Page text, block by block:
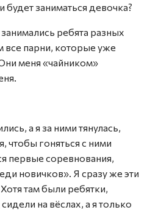
будет заниматься девочка?
ребята разных
все парни, которые уже
Они меня «чайником»
а я за ними тянулась,
чтобы гоняться с ними
первые соревнования,
новичков». Я сразу же эти
там были ребятки,
на вёслах, а я только